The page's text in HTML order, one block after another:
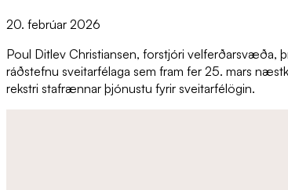
20. febrúar 2026
Poul Ditlev Christiansen, forstjóri velferðarsvæða,
ráðstefnu sveitarfélaga sem fram fer 25. mars
rekstri stafrænnar þjónustu fyrir sveitarfélögin.